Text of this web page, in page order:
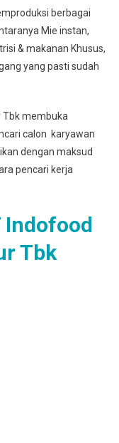
berbagai
Mie instan,
& makanan Khusus,
yang pasti sudah
Tbk membuka
calon karyawan
dengan maksud
pencari kerja
Indofood
Tbk